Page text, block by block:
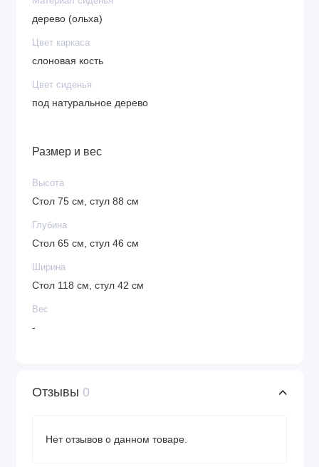
дерево (ольха)
Цвет каркаса
слоновая кость
Цвет сиденья
под натуральное дерево
Размер и вес
Высота
Стол 75 см, стул 88 см
Глубина
Стол 65 см, стул 46 см
Ширина
Стол 118 см, стул 42 см
Вес
-
Отзывы 0
Нет отзывов о данном товаре.